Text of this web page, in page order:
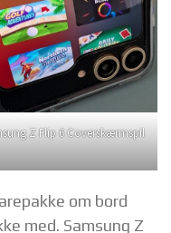
Z Flip 6 Coverskærmspil
om bord
med. Samsung Z